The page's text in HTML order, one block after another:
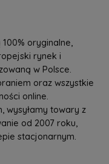
oryginalne,
rynek i
w Polsce.
oraz wszystkie
online.
wysyłamy towary z
od 2007 roku,
stacjonarnym.